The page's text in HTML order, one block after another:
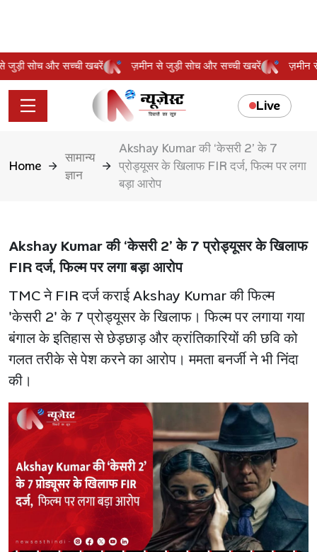
से जुड़ी सोच और सच्ची खबरें ज़मीन से जुड़ी सोच और सच्ची खबरें
Live
Home
सामान्य
ज्ञान
Akshay Kumar की ‘केसरी 2’ के 7
प्रोड्यूसर के खिलाफ FIR दर्ज, फिल्म पर लगा
बड़ा आरोप
Akshay Kumar की ‘केसरी 2’ के 7 प्रोड्यूसर के खिलाफ
FIR दर्ज, फिल्म पर लगा बड़ा आरोप
TMC ने FIR दर्ज कराई Akshay Kumar की फिल्म
'केसरी 2' के 7 प्रोड्यूसर के खिलाफ। फिल्म पर लगाया गया
बंगाल के इतिहास से छेड़छाड़ और क्रांतिकारियों की छवि को
गलत तरीके से पेश करने का आरोप। ममता बनर्जी ने भी निंदा
की।